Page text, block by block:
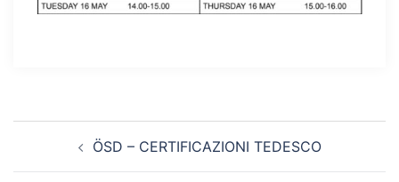
Navigazione
articolo ÖSD – CERTIFICAZIONI TEDESCO